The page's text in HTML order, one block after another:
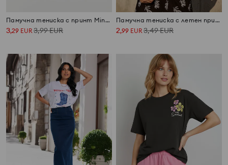
Памучна тениска с принт Minnie Mouse
3,29 EUR 3,99EUR
Памучна тениска с летен принт
2,99 EUR 3,49EUR